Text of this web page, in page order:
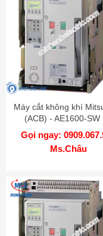
Máy cắt không khí
(ACB) - AE1600-SW
1600A 65kA DR
Gọi ngay:
Ms.Châu